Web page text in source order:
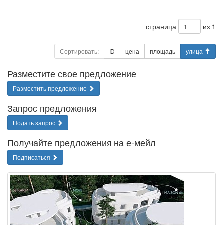
страница из 1
Сортировать: ID цена площадь улица
Разместите свое предложение
Разместить предложение
Запрос предложения
Подать запрос
Получайте предложения на е-мейл
Подписаться